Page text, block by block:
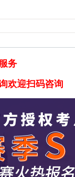
务
欢迎扫码咨询